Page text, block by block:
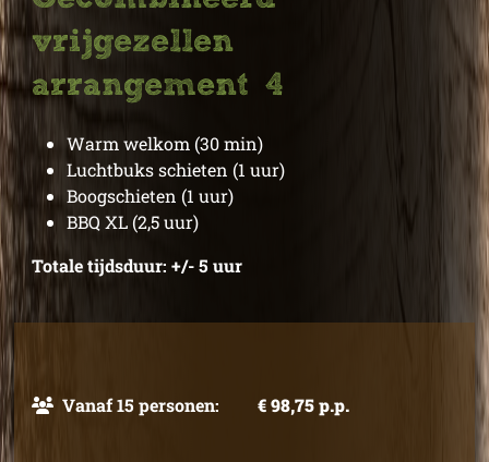
vrijgezellen
arrangement 4
Warm welkom (30 min)
Luchtbuks schieten (1 uur)
Boogschieten (1 uur)
BBQ XL (2,5 uur)
Totale tijdsduur: +/- 5 uur
Vanaf 15 personen: € 98,75 p.p.